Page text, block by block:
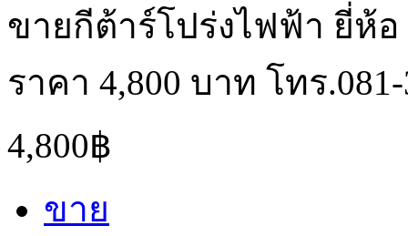
ขายกีต้าร์โปร่งไฟฟ้า ยี่ห้อ
ราคา 4,800 บาท โทร.081-
4,800฿
ขาย